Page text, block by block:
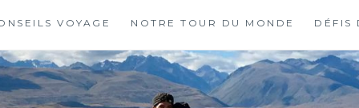
VOYAGE NOTRE TOUR DU MONDE DÉFIS